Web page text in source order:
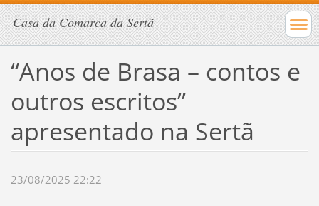
Casa da Comarca da Sertã
“Anos de Brasa – contos e
outros escritos”
apresentado na Sertã
23/08/2025 22:22